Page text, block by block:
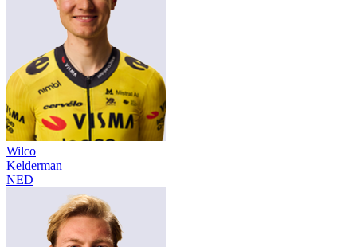
Wilco
Kelderman
NED